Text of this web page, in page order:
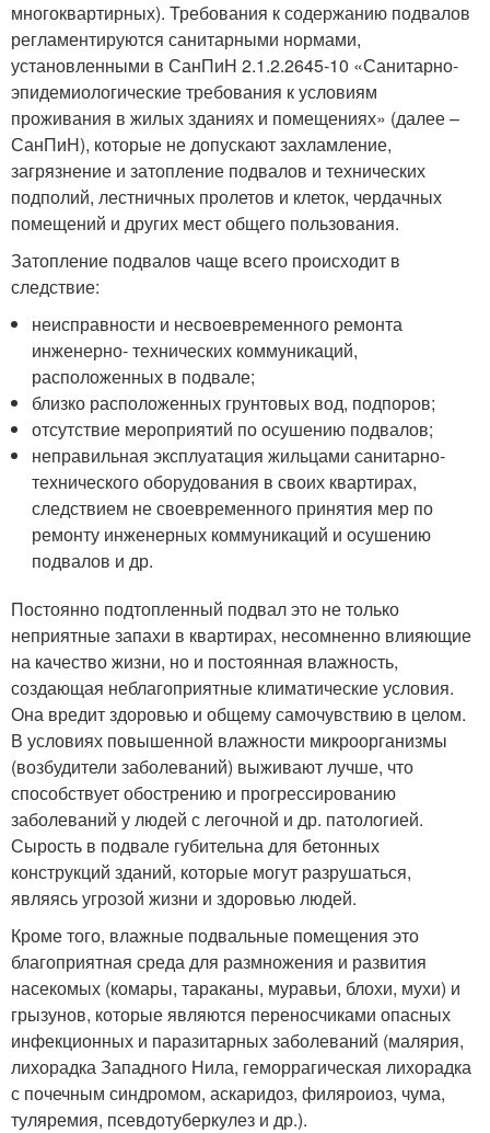
многоквартирных). Требования к содержанию подвалов
регламентируются санитарными нормами,
установленными в СанПиН 2.1.2.2645-10 «Санитарно-
эпидемиологические требования к условиям
проживания в жилых зданиях и помещениях» (далее –
СанПиН), которые не допускают захламление,
загрязнение и затопление подвалов и технических
подполий, лестничных пролетов и клеток, чердачных
помещений и других мест общего пользования.
Затопление подвалов чаще всего происходит в
следствие:
неисправности и несвоевременного ремонта
инженерно- технических коммуникаций,
расположенных в подвале;
близко расположенных грунтовых вод, подпоров;
отсутствие мероприятий по осушению подвалов;
неправильная эксплуатация жильцами санитарно-
технического оборудования в своих квартирах,
следствием не своевременного принятия мер по
ремонту инженерных коммуникаций и осушению
подвалов и др.
Постоянно подтопленный подвал это не только
неприятные запахи в квартирах, несомненно влияющие
на качество жизни, но и постоянная влажность,
создающая неблагоприятные климатические условия.
Она вредит здоровью и общему самочувствию в целом.
В условиях повышенной влажности микроорганизмы
(возбудители заболеваний) выживают лучше, что
способствует обострению и прогрессированию
заболеваний у людей с легочной и др. патологией.
Сырость в подвале губительна для бетонных
конструкций зданий, которые могут разрушаться,
являясь угрозой жизни и здоровью людей.
Кроме того, влажные подвальные помещения это
благоприятная среда для размножения и развития
насекомых (комары, тараканы, муравьи, блохи, мухи) и
грызунов, которые являются переносчиками опасных
инфекционных и паразитарных заболеваний (малярия,
лихорадка Западного Нила, геморрагическая лихорадка
с почечным синдромом, аскаридоз, филяроиоз, чума,
туляремия, псевдотуберкулез и др.).